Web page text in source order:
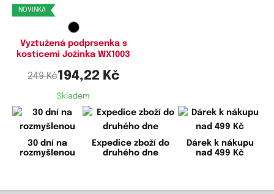
NOVINKA
Vyztužená podprsenka s
kosticemi Jožinka WX1003
249 Kč194,22 Kč
Skladem
30 dní na
rozmyšlenou
Expedice zboží do
druhého dne
Dárek k nákupu
nad 499 Kč